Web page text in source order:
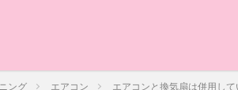
ング エアコン エアコンと換気扇は併用し